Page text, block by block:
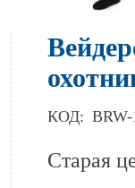
КОД:
Старая